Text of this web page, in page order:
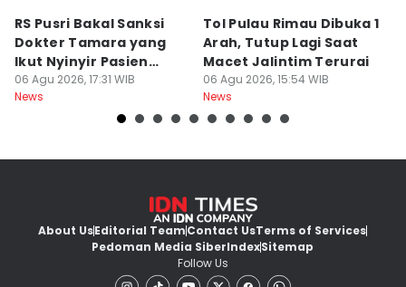
RS Pusri Bakal Sanksi
Dokter Tamara yang
Ikut Nyinyir Pasien
Yurizal
06 Agu 2026, 17:31 WIB
News
Tol Pulau Rimau Dibuka 1
Arah, Tutup Lagi Saat
Macet Jalintim Terurai
06 Agu 2026, 15:54 WIB
News
About UsEditorial TeamContact UsTerms of Services
Pedoman Media SiberIndexSitemap
Follow Us